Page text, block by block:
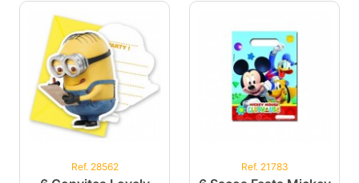
Ref. 28562 Ref. 21783